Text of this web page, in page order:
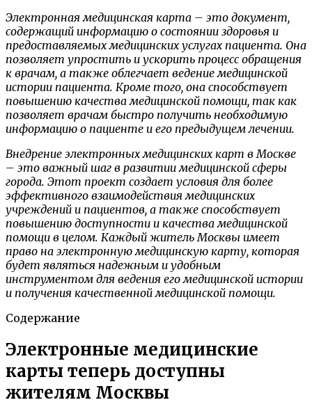
Электронная медицинская карта – это документ,
содержащий информацию о состоянии здоровья и
предоставляемых медицинских услугах пациента. Она
позволяет упростить и ускорить процесс обращения
к врачам, а также облегчает ведение медицинской
истории пациента. Кроме того, она способствует
повышению качества медицинской помощи, так как
позволяет врачам быстро получить необходимую
информацию о пациенте и его предыдущем лечении.
Внедрение электронных медицинских карт в Москве
– это важный шаг в развитии медицинской сферы
города. Этот проект создает условия для более
эффективного взаимодействия медицинских
учреждений и пациентов, а также способствует
повышению доступности и качества медицинской
помощи в целом. Каждый житель Москвы имеет
право на электронную медицинскую карту, которая
будет являться надежным и удобным
инструментом для ведения его медицинской истории
и получения качественной медицинской помощи.
Содержание
Электронные медицинские
карты теперь доступны
жителям Москвы